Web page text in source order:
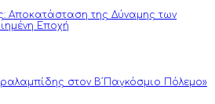
Αποκατάσταση της Δύναμης των
Εποχή
στον Β΄Παγκόσμιο Πόλεμο»